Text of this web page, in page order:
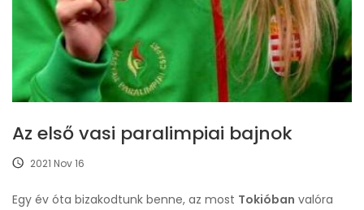
Az első vasi paralimpiai bajnok
2021 Nov 16
Egy év óta bizakodtunk benne, az most Tokióban valóra